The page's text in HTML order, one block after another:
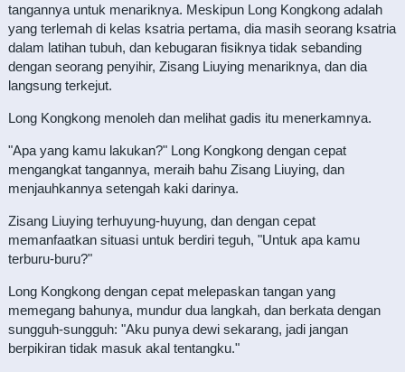
tangannya untuk menariknya. Meskipun Long Kongkong adalah
yang terlemah di kelas ksatria pertama, dia masih seorang ksatria
dalam latihan tubuh, dan kebugaran fisiknya tidak sebanding
dengan seorang penyihir, Zisang Liuying menariknya, dan dia
langsung terkejut.
Long Kongkong menoleh dan melihat gadis itu menerkamnya.
"Apa yang kamu lakukan?" Long Kongkong dengan cepat
mengangkat tangannya, meraih bahu Zisang Liuying, dan
menjauhkannya setengah kaki darinya.
Zisang Liuying terhuyung-huyung, dan dengan cepat
memanfaatkan situasi untuk berdiri teguh, "Untuk apa kamu
terburu-buru?"
Long Kongkong dengan cepat melepaskan tangan yang
memegang bahunya, mundur dua langkah, dan berkata dengan
sungguh-sungguh: "Aku punya dewi sekarang, jadi jangan
berpikiran tidak masuk akal tentangku."